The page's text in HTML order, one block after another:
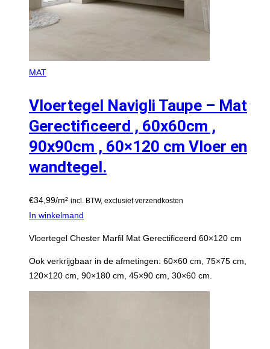
MAT
Vloertegel Navigli Taupe – Mat
Gerectificeerd , 60x60cm ,
90x90cm , 60×120 cm Vloer en
wandtegel.
€34,99/m² incl. BTW, exclusief verzendkosten
In winkelmand
Vloertegel Chester Marfil Mat Gerectificeerd 60×120 cm
Ook verkrijgbaar in de afmetingen: 60×60 cm, 75×75 cm,
120×120 cm, 90×180 cm, 45×90 cm, 30×60 cm.